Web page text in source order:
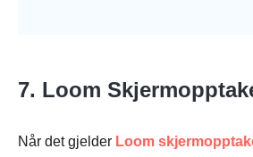
7. Loom
Når det gjelder Loom